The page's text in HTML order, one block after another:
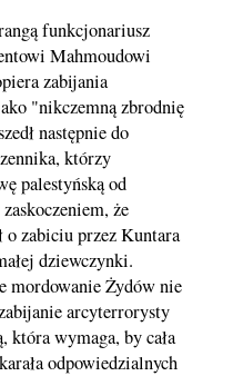
funkcjonariusz
Mahmoudowi
zabijania
"nikczemną zbrodnię
następnie do
którzy
palestyńską od
że
o zabiciu przez Kuntara
dziewczynki.
Żydów nie
arcyterrorysty
która wymaga, by cała
odpowiedzialnych